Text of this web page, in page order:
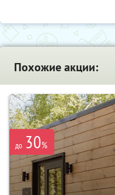
Похожие акции:
до 30%